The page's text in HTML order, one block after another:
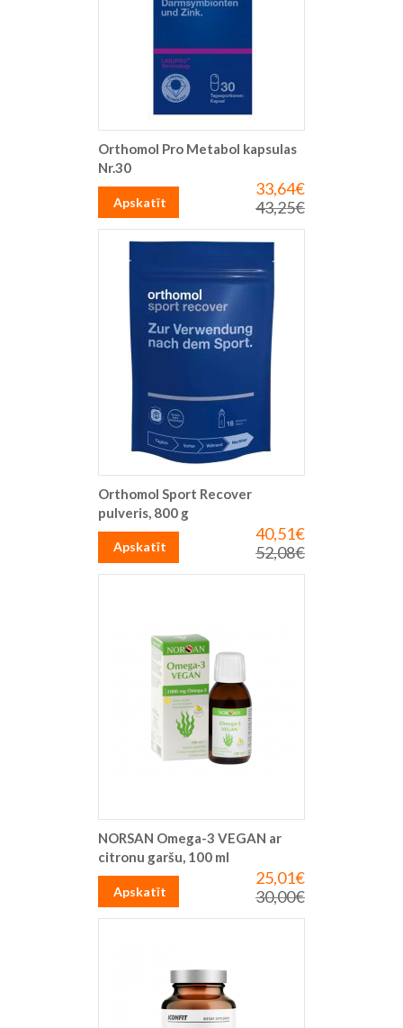
Orthomol Pro Metabol kapsulas
Nr.30
Īpaša
cena
33,64€
Parastā
cena
43,25€
Apskatīt
Orthomol Sport Recover
pulveris, 800 g
Īpaša
cena
40,51€
Parastā
cena
52,08€
Apskatīt
NORSAN Omega-3 VEGAN ar
citronu garšu, 100 ml
Īpaša
cena
25,01€
Parastā
cena
30,00€
Apskatīt